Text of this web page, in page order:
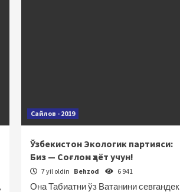
Сайлов - 2019
Ўзбекистон Экологик партияси:
Биз — Соғлом ҳаёт учун!
7 yil oldin Behzod 6 941
Она Табиатни ўз Ватанини севгандек